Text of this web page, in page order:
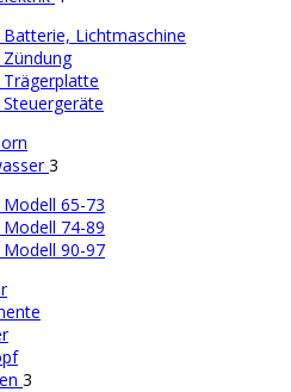
Batterie, Lichtmaschine
Zündung
Trägerplatte
Steuergeräte
3
Modell 65-73
Modell 74-89
Modell 90-97
3